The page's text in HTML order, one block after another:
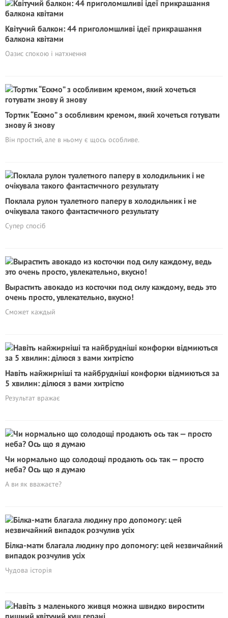
Квітучий балкон: 44 приголомшливі ідеї прикрашання
балкона квітами
Оазис спокою і натхнення
Тортик “Ескмо” з особливим кремом, який хочеться готувати
знову й знову
Він простий, але в ньому є щось особливе.
Поклала рулон туалетного паперу в холодильник і не
очікувала такого фантастичного результату
Супер спосіб
Вырастить авокадо из косточки под силу каждому, ведь это
очень просто, увлекательно, вкусно!
Сможет каждый
Навіть найжирніші та найбрудніші конфорки відмиються за
5 хвилин: ділюся з вами хитрістю
Результат вражає
Чи нормально що солодощі продають ось так — просто
неба? Ось що я думаю
А ви як вважаєте?
Білка-мати благала людину про допомогу: цей незвичайний
випадок розчулив усіх
Чудова історія